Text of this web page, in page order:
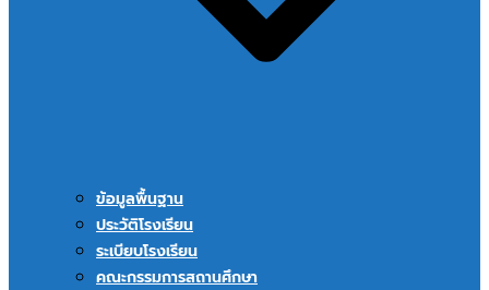
ข้อมูลพื้นฐาน
ประวัติโรงเรียน
ระเบียบโรงเรียน
คณะกรรมการสถานศึกษา